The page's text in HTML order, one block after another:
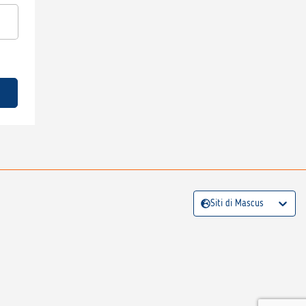
Siti di Mascus